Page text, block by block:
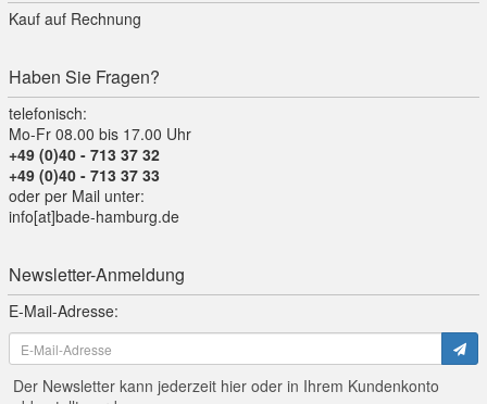
Kauf auf Rechnung
Haben Sie Fragen?
telefonisch:
Mo-Fr 08.00 bis 17.00 Uhr
+49 (0)40 - 713 37 32
+49 (0)40 - 713 37 33
oder per Mail unter:
info[at]bade-hamburg.de
Newsletter-Anmeldung
E-Mail-Adresse:
Der Newsletter kann jederzeit hier oder in Ihrem Kundenkonto